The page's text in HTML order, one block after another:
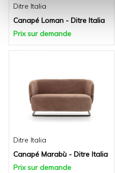
Ditre Italia
Canapé Loman - Ditre Italia
Prix sur demande
Ditre Italia
Canapé Marabù - Ditre Italia
Prix sur demande